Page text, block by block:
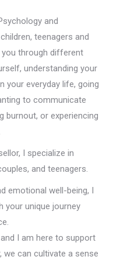
and
teenagers and
through different
understanding your
your everyday life, going
to communicate
burnout, or experiencing
I specialize in
and teenagers.
emotional well-being, I
your unique journey
I am here to support
we can cultivate a sense